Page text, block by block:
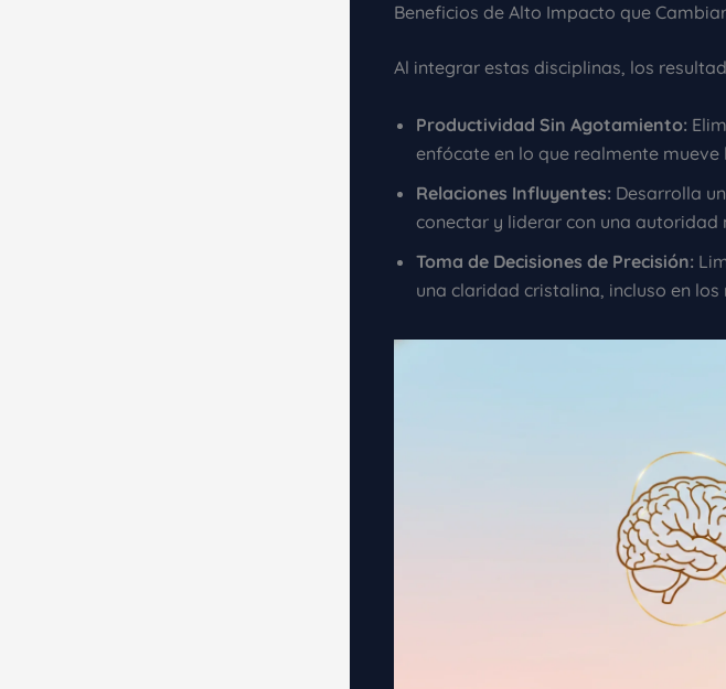
Beneficios de Alto Impacto que
Al integrar estas disciplinas, los
Productividad Sin Agotamiento:
enfócate en lo que realmente mueve
Relaciones Influyentes: Desarrolla
conectar y liderar con una autoridad
Toma de Decisiones de Precisión:
una claridad cristalina, incluso en